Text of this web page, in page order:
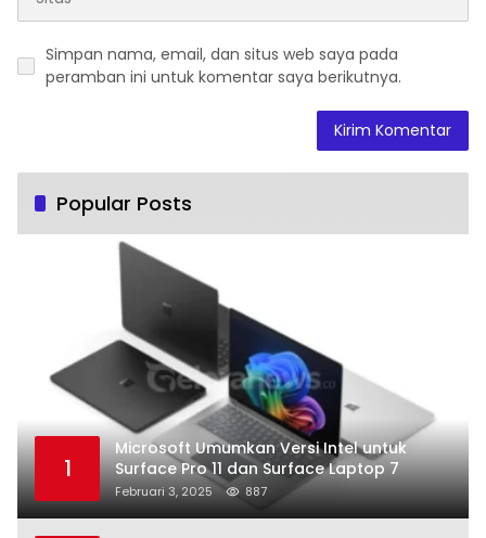
Simpan nama, email, dan situs web saya pada
peramban ini untuk komentar saya berikutnya.
Popular Posts
1
Microsoft Umumkan Versi Intel untuk
Surface Pro 11 dan Surface Laptop 7
Februari 3, 2025 887